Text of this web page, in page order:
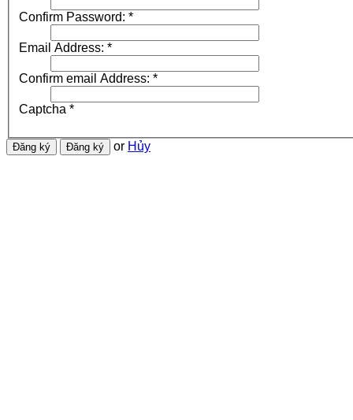
Confirm Password: *
Email Address: *
Confirm email Address: *
Captcha *
or Hủy